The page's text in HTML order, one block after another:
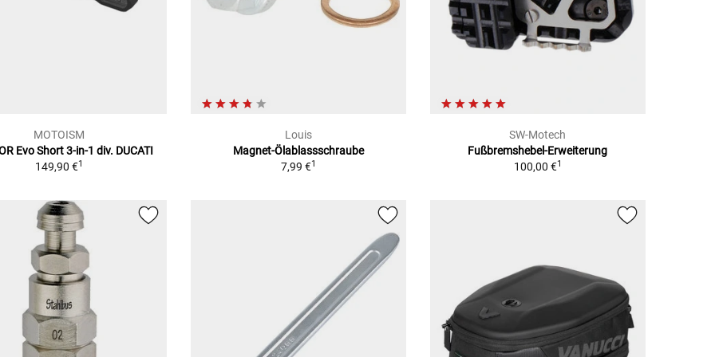
MOTOISM
Evo Short 3-in-1 div. DUCATI
149,90 €1
Louis
Magnet-Ölablassschraube
7,99 €1
SW-Motech
Fußbremshebel-Erweiterung
100,00 €1